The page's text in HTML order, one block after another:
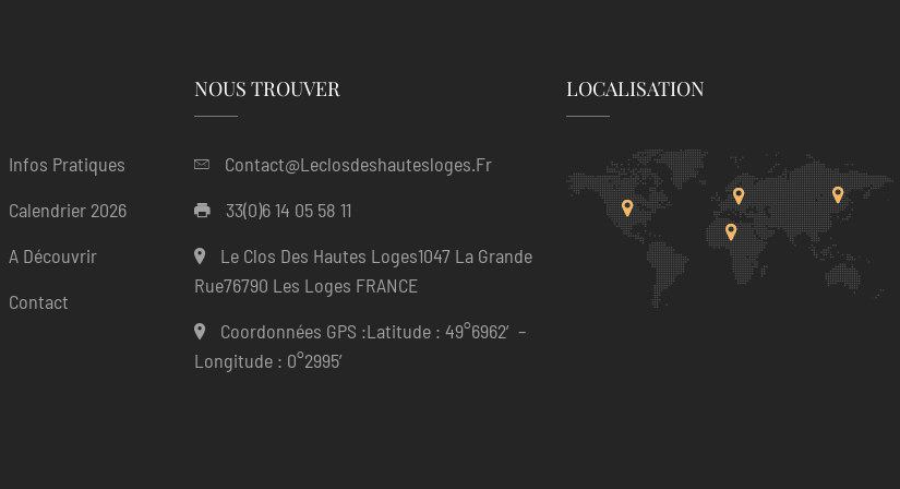
Infos Pratiques
Calendrier 2026
A Découvrir
Contact
NOUS TROUVER
Contact@leclosdeshautesloges.fr
33(0)6 14 05 58 11
Le Clos Des Hautes Loges1047 La Grande
Rue76790 Les Loges FRANCE
Coordonnées GPS :Latitude : 49°6962′ –
Longitude : 0°2995′
LOCALISATION